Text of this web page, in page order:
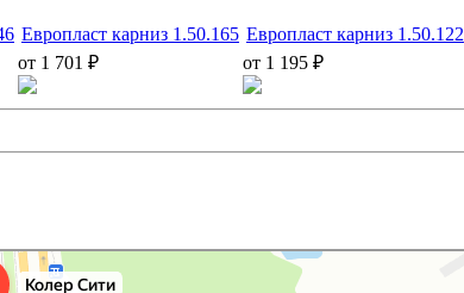
Европласт карниз 1.50.165
от 1 701 ₽
Европласт карниз 1.50.122
от 1 195 ₽